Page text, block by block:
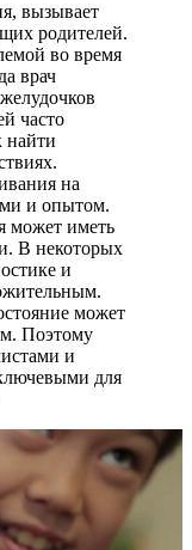
вызывает
родителей.
во время
врач
часто
найти
на
и опытом.
может иметь
В некоторых
и
может
Поэтому
и
для